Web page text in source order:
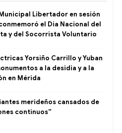
Libertador en sesión
el Dia Nacional del
y del Socorrista Voluntario
Yorsiño Carrillo y Yuban
a la desidia y a la
en Mérida
merideños cansados de
continuos”